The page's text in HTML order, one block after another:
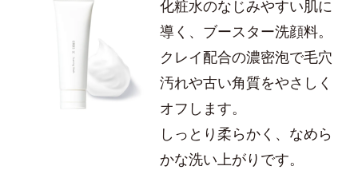
化粧水のなじみやすい肌に
導く、ブースター洗顔料。
クレイ配合の濃密泡で毛穴
汚れや古い角質をやさしく
オフします。
しっとり柔らかく、なめら
かな洗い上がりです。